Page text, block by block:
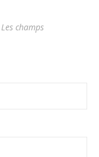
Les champs